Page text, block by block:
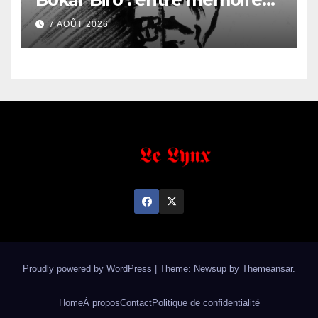
familiale et regard
anthropologique
7 AOÛT 2026
Proudly powered by WordPress Theme: Newsup by Themeansar.
HomeÀ proposContactPolitique de confidentialité